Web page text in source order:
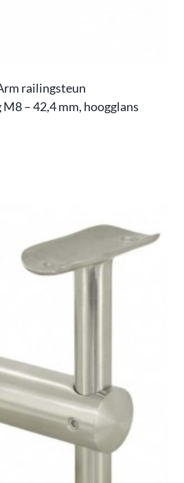
railingsteun
– 42,4 mm, hoogglans